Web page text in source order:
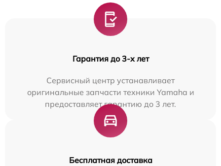
Гарантия до 3-х лет
Сервисный центр устанавливает
оригинальные запчасти техники Yamaha и
предоставляет гарантию до 3 лет.
Бесплатная доставка